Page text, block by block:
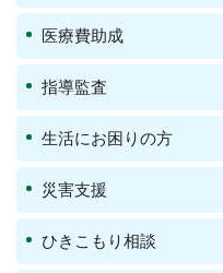
医療費助成
指導監査
生活にお困りの方
災害支援
ひきこもり相談